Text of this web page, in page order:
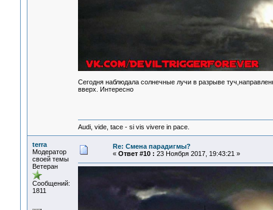
Сегодня наблюдала солнечные лучи в разрыве
вверх. Интересно
Audi, vide, tace - si vis vivere in pace.
terra
Модератор
своей темы
Ветеран
Сообщений:
1811
Re: Смена парадигмы?
« Ответ #10 : 23 Ноября 2017, 19:43:21 »